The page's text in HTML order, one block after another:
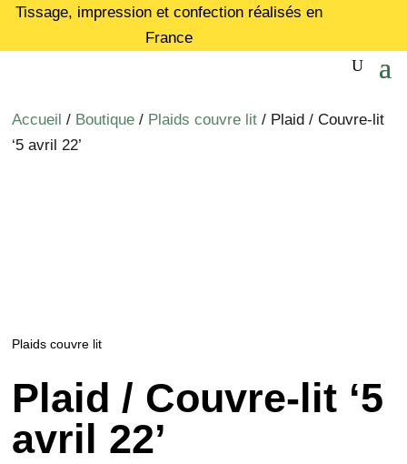
Tissage, impression et confection réalisés en
France
Accueil / Boutique / Plaids couvre lit / Plaid / Couvre-lit
‘5 avril 22’
Plaids couvre lit
Plaid / Couvre-lit ‘5
avril 22’